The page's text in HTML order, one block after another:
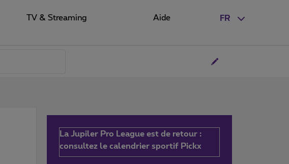
FR
TV & Streaming Aide
La Jupiler Pro League est de retour :
consultez le calendrier sportif Pickx